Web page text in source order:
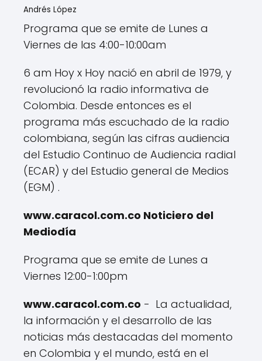
Andrés López
Programa que se emite de Lunes a
Viernes de las 4:00-10:00am
6 am Hoy x Hoy nació en abril de 1979, y
revolucionó la radio informativa de
Colombia. Desde entonces es el
programa más escuchado de la radio
colombiana, según las cifras audiencia
del Estudio Continuo de Audiencia radial
(ECAR) y del Estudio general de Medios
(EGM) .
www.caracol.com.co Noticiero del
Mediodía
Programa que se emite de Lunes a
Viernes 12:00-1:00pm
www.caracol.com.co - La actualidad,
la información y el desarrollo de las
noticias más destacadas del momento
en Colombia y el mundo, está en el